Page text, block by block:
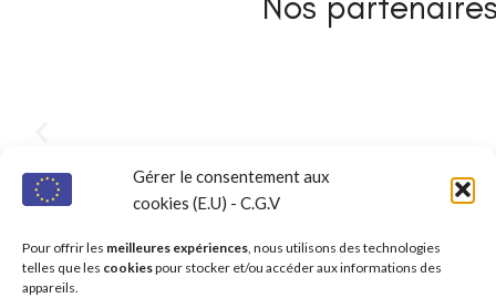
Gérer le consentement aux
cookies (E.U) - C.G.V
Pour offrir les meilleures expériences, nous utilisons des technologies
telles que les cookiespour stocker et/ou accéder aux informations des
appareils.